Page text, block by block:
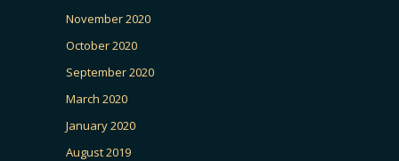
November 2020
October 2020
September 2020
March 2020
January 2020
August 2019